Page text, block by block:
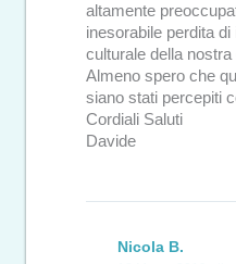
altamente
inesorabile perdita
culturale della nostra
Almeno spero che
siano stati percepiti
Cordiali Saluti
Davide
Nicola B.